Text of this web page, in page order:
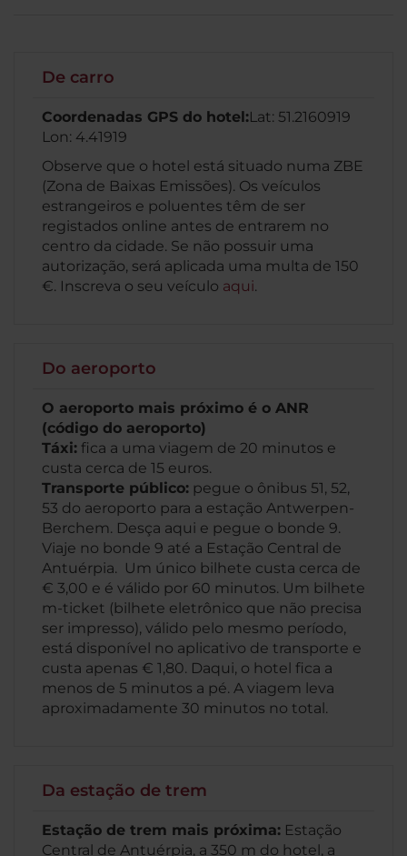
De carro
Coordenadas GPS do hotel:Lat: 51.2160919
Lon: 4.41919
Observe que o hotel está situado numa ZBE
(Zona de Baixas Emissões). Os veículos
estrangeiros e poluentes têm de ser
registados online antes de entrarem no
centro da cidade. Se não possuir uma
autorização, será aplicada uma multa de 150
€. Inscreva o seu veículo aqui.
Do aeroporto
O aeroporto mais próximo é o ANR
(código do aeroporto)
Táxi: fica a uma viagem de 20 minutos e
custa cerca de 15 euros.
Transporte público: pegue o ônibus 51, 52,
53 do aeroporto para a estação Antwerpen-
Berchem. Desça aqui e pegue o bonde 9.
Viaje no bonde 9 até a Estação Central de
Antuérpia. Um único bilhete custa cerca de
€ 3,00 e é válido por 60 minutos. Um bilhete
m-ticket (bilhete eletrônico que não precisa
ser impresso), válido pelo mesmo período,
está disponível no aplicativo de transporte e
custa apenas € 1,80. Daqui, o hotel fica a
menos de 5 minutos a pé. A viagem leva
aproximadamente 30 minutos no total.
Da estação de trem
Estação de trem mais próxima: Estação
Central de Antuérpia, a 350 m do hotel, a